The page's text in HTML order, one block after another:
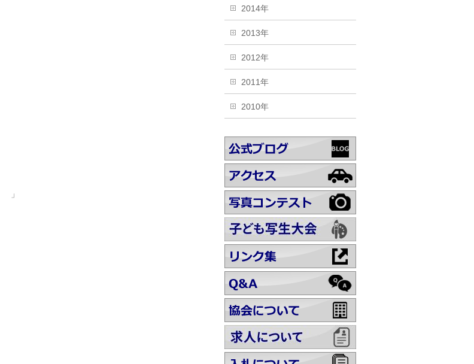
」
2014年
2013年
2012年
2011年
2010年